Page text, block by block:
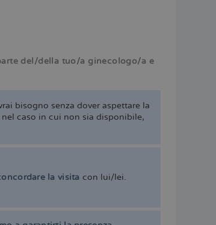
del/della tuo/a ginecologo/a e
bisogno senza dover aspettare la
nel caso in cui non sia disponibile,
la visita con lui/lei.